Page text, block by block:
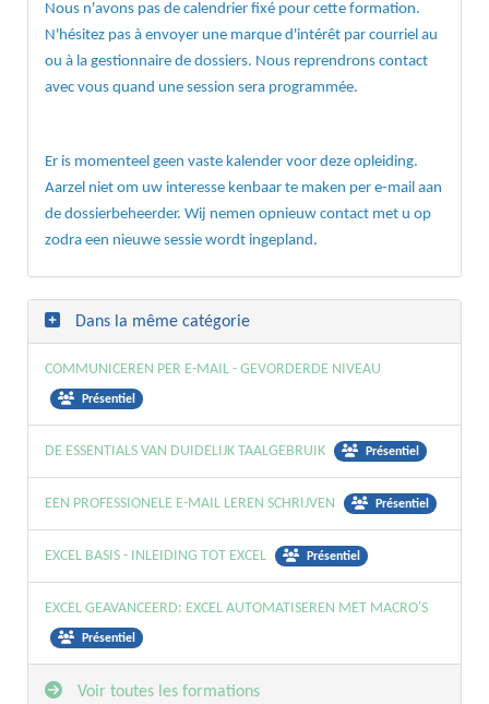
Nous n'avons pas de calendrier fixé pour cette formation.
N'hésitez pas à envoyer une marque d'intérêt par courriel au
ou à la gestionnaire de dossiers. Nous reprendrons contact
avec vous quand une session sera programmée.
Er is momenteel geen vaste kalender voor deze opleiding.
Aarzel niet om uw interesse kenbaar te maken per e-mail aan
de dossierbeheerder. Wij nemen opnieuw contact met u op
zodra een nieuwe sessie wordt ingepland.
Dans la même catégorie
COMMUNICEREN PER E-MAIL - GEVORDERDE NIVEAU
Présentiel
DE ESSENTIALS VAN DUIDELIJK TAALGEBRUIK Présentiel
EEN PROFESSIONELE E-MAIL LEREN SCHRIJVEN Présentiel
EXCEL BASIS - INLEIDING TOT EXCEL Présentiel
EXCEL GEAVANCEERD: EXCEL AUTOMATISEREN MET MACRO'S
Présentiel
Voir toutes les formations